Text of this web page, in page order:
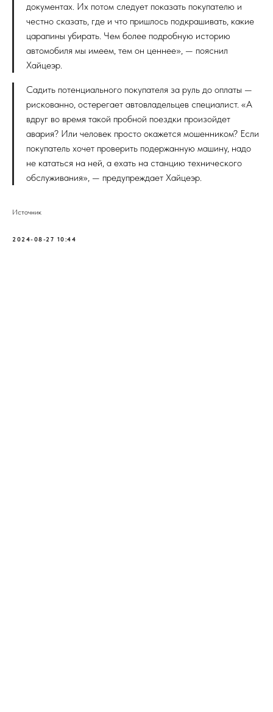
документах. Их потом следует показать покупателю и
честно сказать, где и что пришлось подкрашивать, какие
царапины убирать. Чем более подробную историю
автомобиля мы имеем, тем он ценнее», — пояснил
Хайцеэр.
Садить потенциального покупателя за руль до оплаты —
рискованно, остерегает автовладельцев специалист. «А
вдруг во время такой пробной поездки произойдет
авария? Или человек просто окажется мошенником? Если
покупатель хочет проверить подержанную машину, надо
не кататься на ней, а ехать на станцию технического
обслуживания», — предупреждает Хайцеэр.
Источник
2024-08-27 10:44